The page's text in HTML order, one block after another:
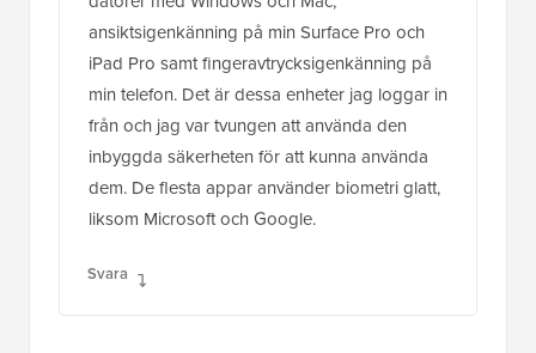
ansiktsigenkänning på min Surface Pro och
iPad Pro samt fingeravtrycksigenkänning på
min telefon. Det är dessa enheter jag loggar in
från och jag var tvungen att använda den
inbyggda säkerheten för att kunna använda
dem. De flesta appar använder biometri glatt,
liksom Microsoft och Google.
Svara